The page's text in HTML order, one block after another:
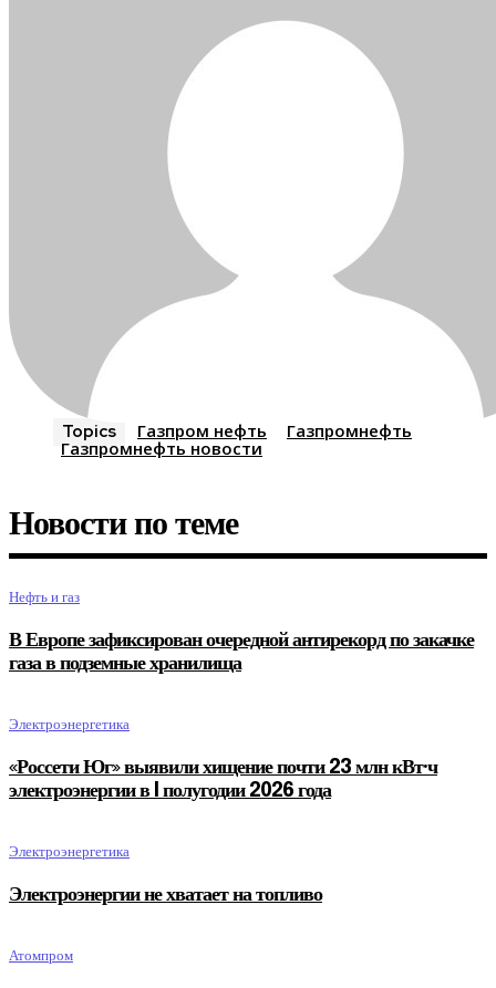
Topics Газпром нефть
Газпромнефть
Газпромнефть новости
Новости по теме
Нефть и газ
В Европе зафиксирован очередной антирекорд по закачке
газа в подземные хранилища
Электроэнергетика
«Россети Юг» выявили хищение почти 23 млн кВт·ч
электроэнергии в I полугодии 2026 года
Электроэнергетика
Электроэнергии не хватает на топливо
Атомпром